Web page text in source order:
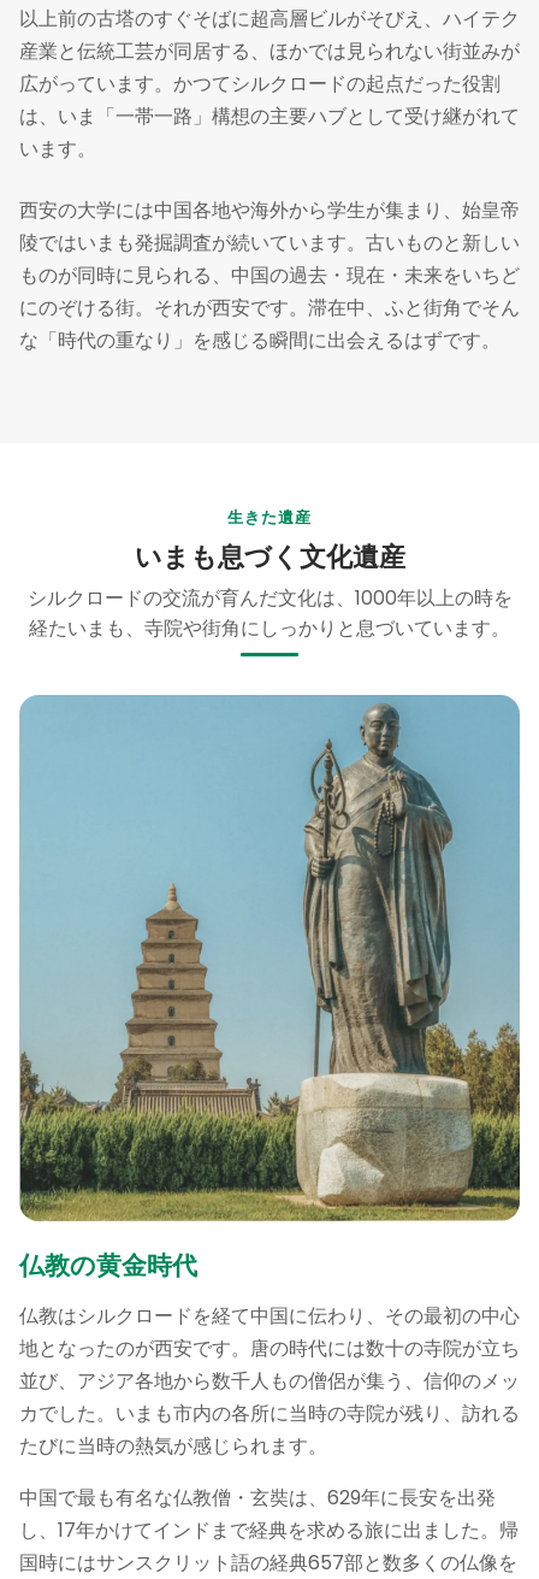
以上前の古塔のすぐそばに超高層ビルがそびえ、ハイテク
産業と伝統工芸が同居する、ほかでは見られない街並みが
広がっています。かつてシルクロードの起点だった役割
は、いま「一帯一路」構想の主要ハブとして受け継がれて
います。
西安の大学には中国各地や海外から学生が集まり、始皇帝
陵ではいまも発掘調査が続いています。古いものと新しい
ものが同時に見られる、中国の過去・現在・未来をいちど
にのぞける街。それが西安です。滞在中、ふと街角でそん
な「時代の重なり」を感じる瞬間に出会えるはずです。
生きた遺産
いまも息づく文化遺産
シルクロードの交流が育んだ文化は、1000年以上の時を
経たいまも、寺院や街角にしっかりと息づいています。
仏教の黄金時代
仏教はシルクロードを経て中国に伝わり、その最初の中心
地となったのが西安です。唐の時代には数十の寺院が立ち
並び、アジア各地から数千人もの僧侶が集う、信仰のメッ
カでした。いまも市内の各所に当時の寺院が残り、訪れる
たびに当時の熱気が感じられます。
中国で最も有名な仏教僧・玄奘は、629年に長安を出発
し、17年かけてインドまで経典を求める旅に出ました。帰
国時にはサンスクリット語の経典657部と数多くの仏像を